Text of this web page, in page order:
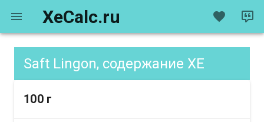
XeCalc.ru
Saft Lingon, содержание XE
100 г